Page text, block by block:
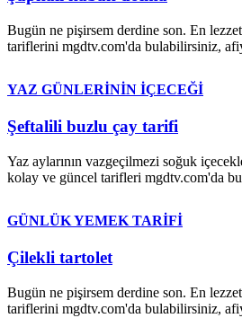
Bugün ne pişirsem derdine son. En
tariflerini mgdtv.com'da bulabilirsiniz,
YAZ GÜNLERİNİN İÇECEĞİ
Şeftalili buzlu çay tarifi
Yaz aylarının vazgeçilmezi soğuk
kolay ve güncel tarifleri mgdtv.com'da
GÜNLÜK YEMEK TARİFİ
Çilekli tartolet
Bugün ne pişirsem derdine son. En
tariflerini mgdtv.com'da bulabilirsiniz,